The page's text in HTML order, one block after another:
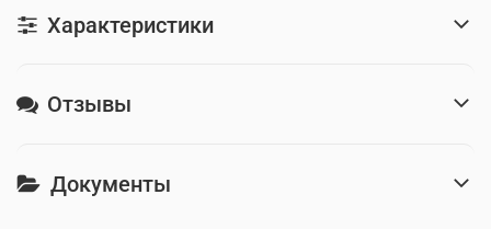
Характеристики
Отзывы
Документы